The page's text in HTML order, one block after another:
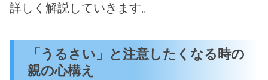
詳しく解説していきます。
「うるさい」と注意したくなる時の
親の心構え